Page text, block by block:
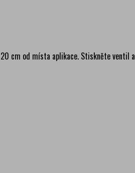
cm od místa aplikace. Stiskněte ventil a